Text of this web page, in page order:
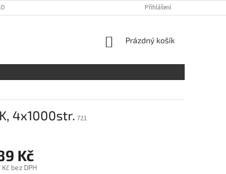
Přihlášení
NÁKUPNÍ
Prázdný košík
4x1000str. 721
Kč
bez DPH